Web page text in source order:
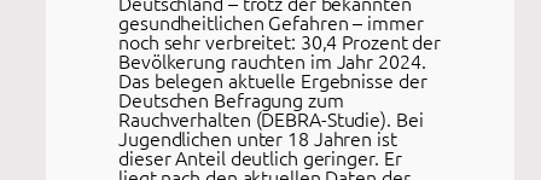
gesundheitlichen Gefahren – immer
noch sehr verbreitet: 30,4 Prozent der
Bevölkerung rauchten im Jahr 2024.
Das belegen aktuelle Ergebnisse der
Deutschen Befragung zum
Rauchverhalten (DEBRA-Studie). Bei
Jugendlichen unter 18 Jahren ist
dieser Anteil deutlich geringer. Er